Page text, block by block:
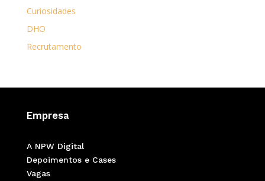
Curiosidades
DHO
Recrutamento
Empresa
A NPW Digital
Depoimentos e Cases
Vagas